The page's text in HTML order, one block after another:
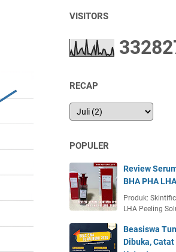
VISITORS
33282
RECAP
POPULER
Review
BHA PHA
Produk:
LHA Peeling
Beasiswa
Dibuka,